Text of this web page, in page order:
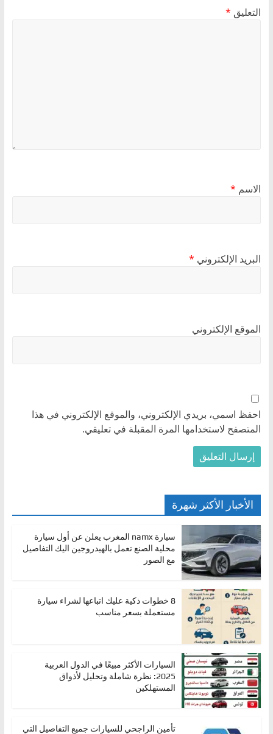
التعليق *
الاسم *
البريد الإلكتروني *
الموقع الإلكتروني
احفظ اسمي، بريدي الإلكتروني، والموقع الإلكتروني في هذا
المتصفح لاستخدامها المرة المقبلة في تعليقي.
الأخبار الأكثر شهرة
سيارة namx المغرب يعلن عن أول سيارة
محلية الصنع تعمل بالهيدروجين اليك التفاصيل
مع الصور
8 خطوات ذكية عليك اتباعها لشراء سيارة
مستعملة بسعر مناسب
السيارات الأكثر مبيعًا في الدول العربية
2025: نظرة شاملة وتحليل لأذواق
المستهلكين
تأمين الراجحي للسيارات جميع التفاصيل التي